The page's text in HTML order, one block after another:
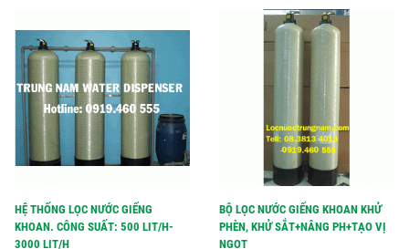
HỆ THỐNG LỌC NƯỚC GIẾNG
KHOAN. CÔNG SUẤT: 500 LIT/H-
3000 LIT/H
BỘ LỌC NƯỚC GIẾNG KHOAN KHỬ
PHÈN, KHỬ SẮT+NÂNG PH+TẠO VỊ
NGỌT